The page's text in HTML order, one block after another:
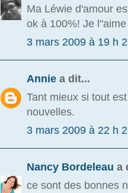
Ma Léwie d'amour
ok à 100%! Je
3 mars 2009 à 19 h
Annie a dit...
Tant mieux si tout
nouvelles.
3 mars 2009 à 22 h
Nancy Bordeleau a
ce sont des bonnes